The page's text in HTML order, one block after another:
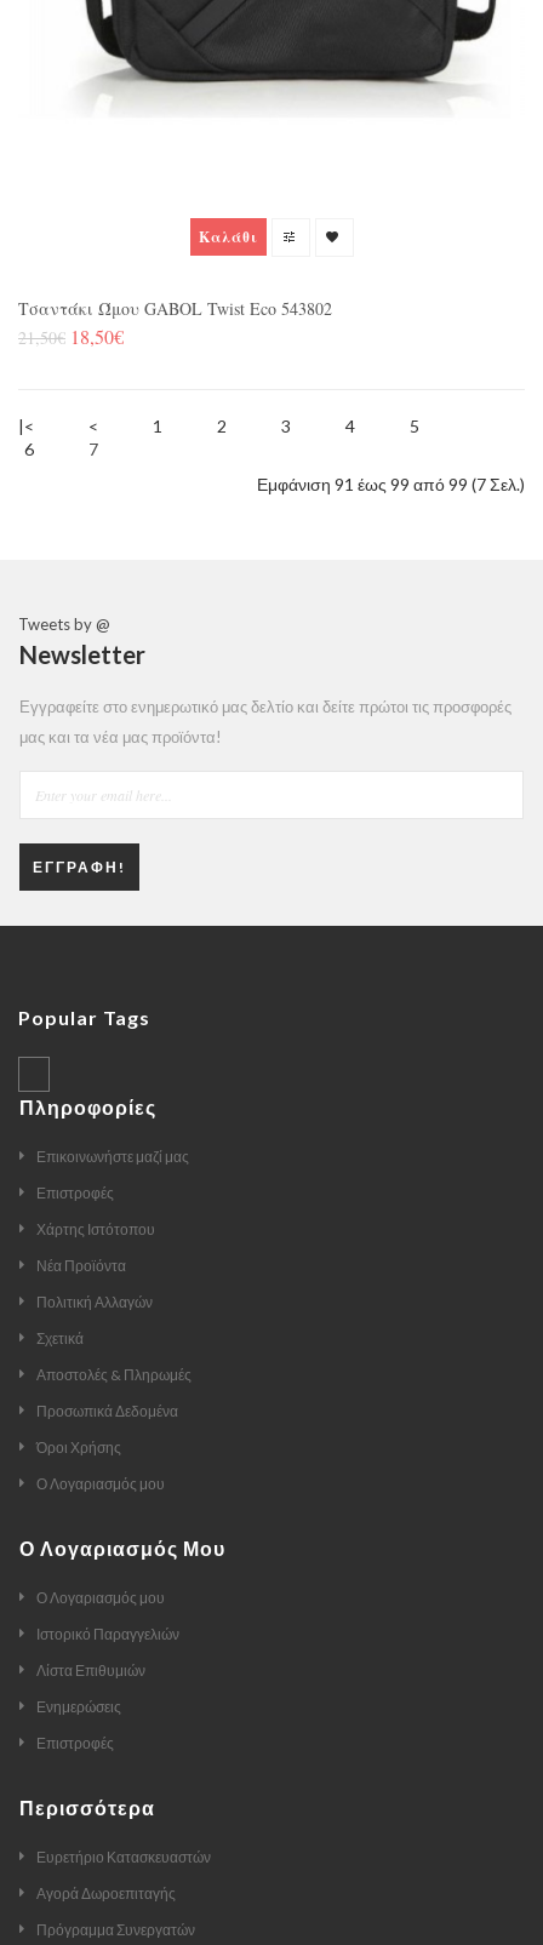
Καλάθι
Τσαντάκι Ώμου GABOL Twist Eco 543802
21,50€ 18,50€
|< < 1 2 3 4
5
6
7
Εμφάνιση 91 έως 99 από 99 (7 Σελ.)
Tweets by @
Newsletter
Εγγραφείτε στο ενημερωτικό μας δελτίο και δείτε πρώτοι τις προσφορές
μας και τα νέα μας προϊόντα!
ΕΓΓΡΑΦΉ!
Popular Tags
Πληροφορίες
Επικοινωνήστε μαζί μας
Επιστροφές
Χάρτης Ιστότοπου
Νέα Προϊόντα
Πολιτική Αλλαγών
Σχετικά
Αποστολές & Πληρωμές
Προσωπικά Δεδομένα
Όροι Χρήσης
Ο Λογαριασμός μου
Ο Λογαριασμός Μου
Ο Λογαριασμός μου
Ιστορικό Παραγγελιών
Λίστα Επιθυμιών
Ενημερώσεις
Επιστροφές
Περισσότερα
Ευρετήριο Κατασκευαστών
Αγορά Δωροεπιταγής
Πρόγραμμα Συνεργατών